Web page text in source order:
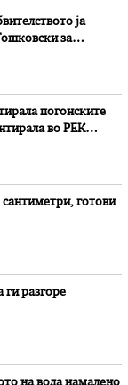
ја
за
погонските
во РЕК
готови
разгоре
на вода намалено